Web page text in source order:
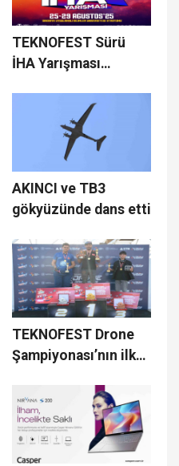
TEKNOFEST Sürü
İHA Yarışması
AKINCI ve TB3
gökyüzünde dans etti
TEKNOFEST Drone
Şampiyonası’nın ilk